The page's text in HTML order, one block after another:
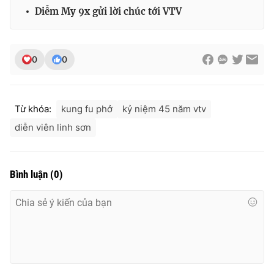
Video
VTV Sức khoẻ
VTV4
Diễm My 9x gửi lời chúc tới VTV
0 0
Từ khóa: kung fu phở
kỷ niệm 45 năm vtv
diễn viên linh sơn
Bình luận (0)